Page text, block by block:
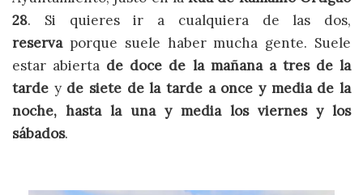
28. Si quieres ir a cualquiera de las dos,
reservaporque suele haber mucha gente. Suele
estar abierta de doce de la mañana a tres de la
tarde y de siete de la tarde a once y media de la
noche, hasta la una y media los viernes y los
sábados.